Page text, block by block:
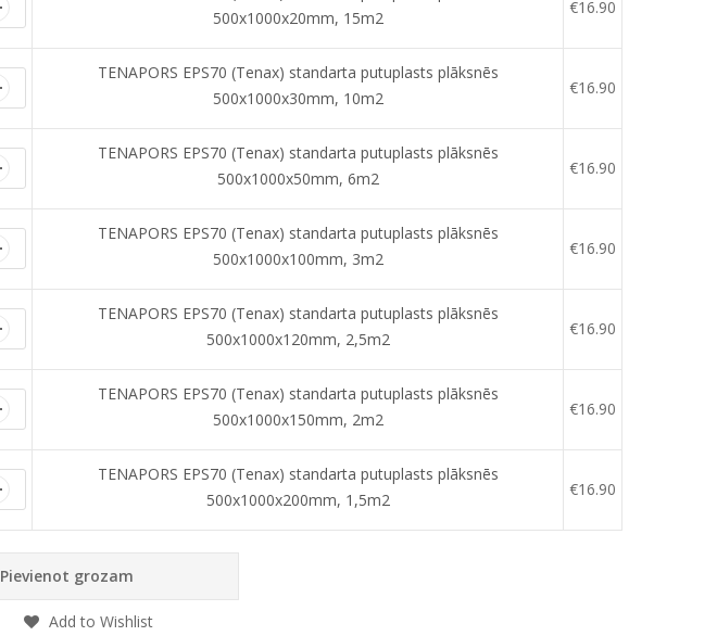
500x1000x20mm, 15m2
€16.90
TENAPORS EPS70 (Tenax) standarta putuplasts plāksnēs
500x1000x30mm, 10m2
€16.90
TENAPORS EPS70 (Tenax) standarta putuplasts plāksnēs
500x1000x50mm, 6m2
€16.90
TENAPORS EPS70 (Tenax) standarta putuplasts plāksnēs
500x1000x100mm, 3m2
€16.90
TENAPORS EPS70 (Tenax) standarta putuplasts plāksnēs
500x1000x120mm, 2,5m2
€16.90
TENAPORS EPS70 (Tenax) standarta putuplasts plāksnēs
500x1000x150mm, 2m2
€16.90
TENAPORS EPS70 (Tenax) standarta putuplasts plāksnēs
500x1000x200mm, 1,5m2
€16.90
Pievienot grozam
Add to Wishlist